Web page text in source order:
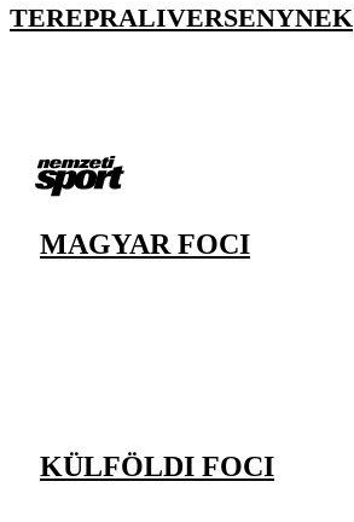
TEREPRALIVERSENYNEK
MAGYAR FOCI
KÜLFÖLDI FOCI